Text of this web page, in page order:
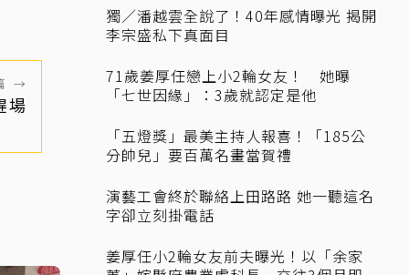
→
場
獨／潘越雲全說了！40年感情曝光 揭開
李宗盛私下真面目
71歲姜厚任戀上小2輪女友！ 她曝
「七世因緣」：3歲就認定是他
「五燈獎」最美主持人報喜！「185公
分帥兒」要百萬名畫當賀禮
演藝工會終於聯絡上田路路 她一聽這名
字卻立刻掛電話
姜厚任小2輪女友前夫曝光！以「余家